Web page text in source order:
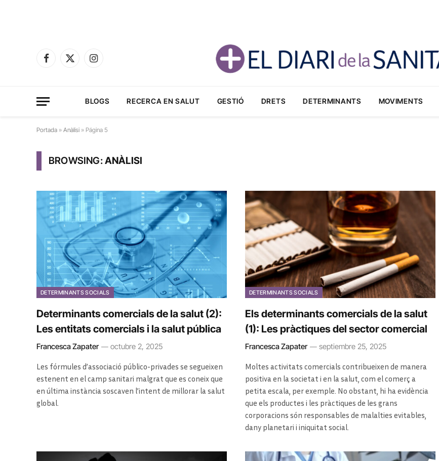
Facebook
X
Instagram
BLOGS RECERCA EN SALUT GESTIÓ DRETS DETERMINANTS MOVIMENTS
Portada » Anàlisi » Página 5
BROWSING:ANÀLISI
DETERMINANTS SOCIALS
Determinants comercials de la salut (2):
Les entitats comercials i la salut pública
Francesca Zapater octubre 2, 2025
Les fórmules d’associació público-privades se segueixen
estenent en el camp sanitari malgrat que es coneix que
en última instància soscaven l’intent de millorar la salut
global.
DETERMINANTS SOCIALS
Els determinants comercials de la salut
(1): Les pràctiques del sector comercial
Francesca Zapater septiembre 25, 2025
Moltes activitats comercials contribueixen de manera
positiva en la societat i en la salut, com el comerç a
petita escala, per exemple. No obstant, hi ha evidència
que els productes i les pràctiques de les grans
corporacions són responsables de malalties evitables,
dany planetari i iniquitat social.